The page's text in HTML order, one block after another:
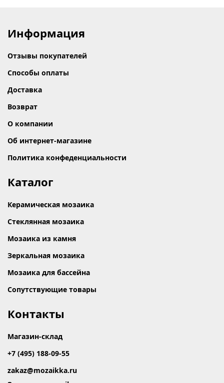
Информация
Отзывы покупателей
Способы оплаты
Доставка
Возврат
О компании
Об интернет-магазине
Политика конфеденциальности
Каталог
Керамическая мозаика
Стеклянная мозаика
Мозаика из камня
Зеркальная мозаика
Мозаика для бассейна
Сопутствующие товары
Контакты
Магазин-склад
+7 (495) 188-09-55
zakaz@mozaikka.ru